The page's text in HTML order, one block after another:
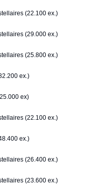
(22.100 ex.)
(29.000 ex.)
(25.800 ex.)
ex.)
ex)
(22.100 ex.)
ex.)
(26.400 ex.)
(23.600 ex.)